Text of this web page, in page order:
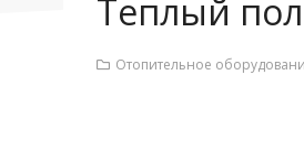
Теплый
Отопительное